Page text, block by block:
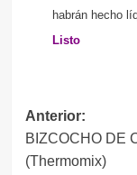
habrán hecho
Listo
de
Anterior:
BIZCOCHO DE
(Thermomix)